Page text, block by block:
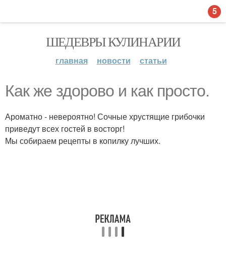
ШЕДЕВРЫ КУЛИНАРИИ
главная новости статьи
Как же здорово и как просто.
Ароматно - невероятно! Сочные хрустящие грибочки
приведут всех гостей в восторг!
Мы собираем рецепты в копилку лучших.
5